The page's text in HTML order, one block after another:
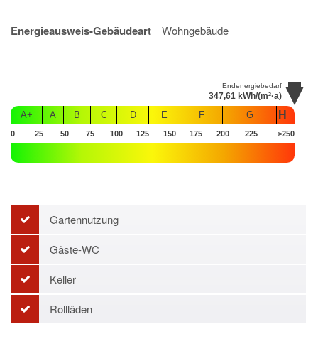
Energieausweis-Gebäudeart Wohngebäude
Endenergiebedarf
347,61 kWh/(m²·a)
A+
A B C D E F G H
0 25 50 75 100 125 150 175 200 225 >250
Gartennutzung
Gäste-WC
Keller
Rollläden